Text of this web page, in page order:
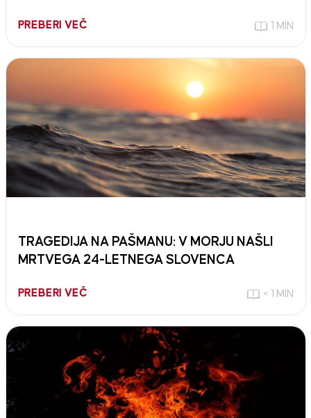
PREBERI VEČ 1 MIN
TRAGEDIJA NA PAŠMANU: V MORJU NAŠLI
MRTVEGA 24-LETNEGA SLOVENCA
PREBERI VEČ < 1 MIN